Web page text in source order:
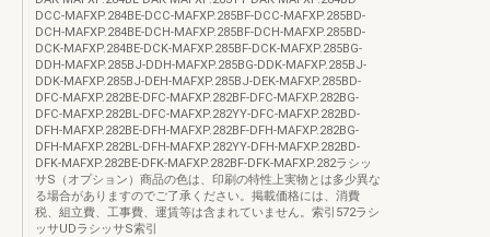
DCC-MAFXP.284BE-DCC-MAFXP.285BF-DCC-MAFXP.285BD-
DCH-MAFXP.284BE-DCH-MAFXP.285BF-DCH-MAFXP.285BD-
DCK-MAFXP.284BE-DCK-MAFXP.285BF-DCK-MAFXP.285BG-
DDH-MAFXP.285BJ-DDH-MAFXP.285BG-DDK-MAFXP.285BJ-
DDK-MAFXP.285BJ-DEH-MAFXP.285BJ-DEK-MAFXP.285BD-
DFC-MAFXP.282BE-DFC-MAFXP.282BF-DFC-MAFXP.282BG-
DFC-MAFXP.282BL-DFC-MAFXP.282YY-DFC-MAFXP.282BD-
DFH-MAFXP.282BE-DFH-MAFXP.282BF-DFH-MAFXP.282BG-
DFH-MAFXP.282BL-DFH-MAFXP.282YY-DFH-MAFXP.282BD-
DFK-MAFXP.282BE-DFK-MAFXP.282BF-DFK-MAFXP.282ラシッ
サS（オプション）商品の色は、印刷の特性上実物とは多少異な
る場合がありますのでご了承ください。掲載価格には、消費
税、組立費、工事費、運賃等は含まれていません。索引572ラシ
ッサUDラシッサS索引